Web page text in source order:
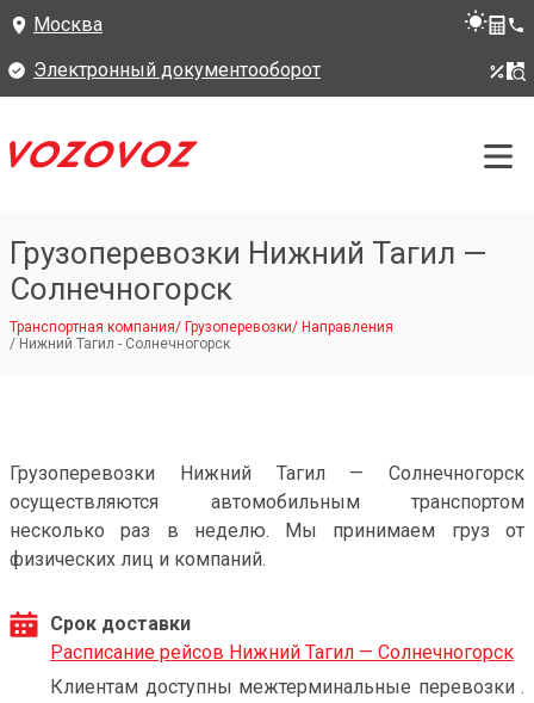
Москва
Электронный документооборот
Грузоперевозки Нижний Тагил —
Солнечногорск
Транспортная компания/ Грузоперевозки/ Направления
/ Нижний Тагил - Солнечногорск
Грузоперевозки Нижний Тагил — Солнечногорск
осуществляются автомобильным транспортом
несколько раз в неделю. Мы принимаем груз от
физических лиц и компаний.
Срок доставки
Расписание рейсов Нижний Тагил — Солнечногорск
Клиентам доступны межтерминальные перевозки .